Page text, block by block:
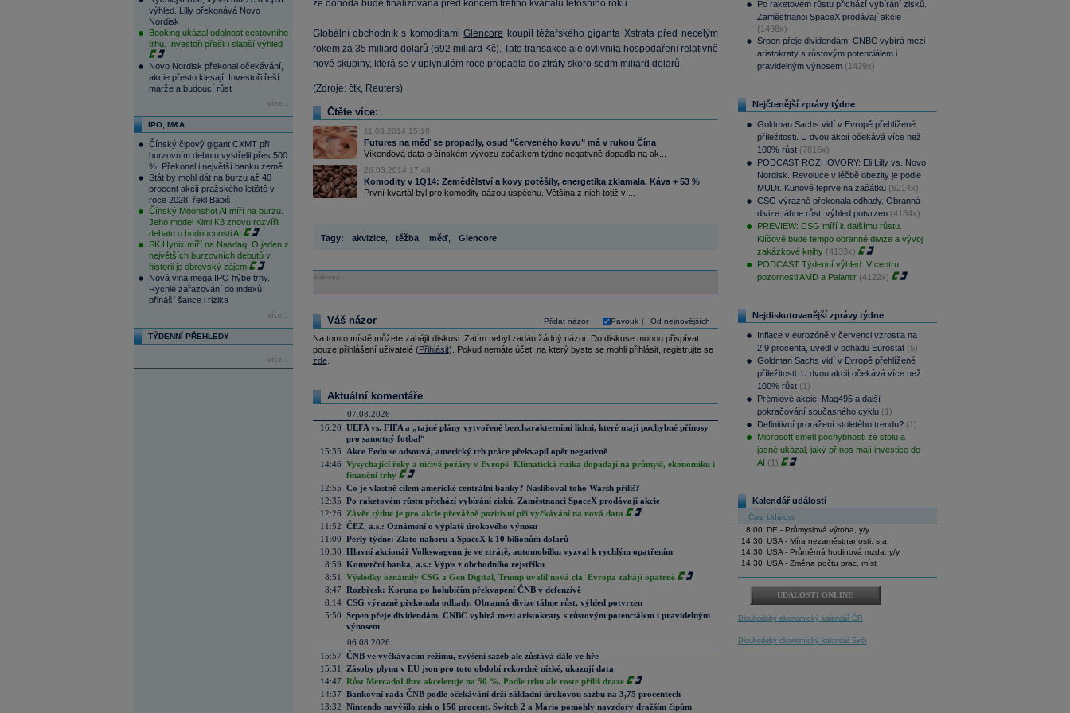
výhled. Lilly překonává Novo
Nordisk
Booking ukázal odolnost cestovního
trhu. Investoři přešli i slabší výhled
Novo Nordisk překonal očekávání,
akcie přesto klesají. Investoři řeší
marže a budoucí růst
více...
IPO, M&A
Čínský čipový gigant CXMT při
burzovním debutu vystřelil přes 500
%. Překonal i největší banku země
Stát by mohl dát na burzu až 40
procent akcií pražského letiště v
roce 2028, řekl Babiš
Čínský Moonshot AI míří na burzu.
Jeho model Kimi K3 znovu rozvířil
debatu o budoucnosti AI
SK Hynix míří na Nasdaq. O jeden z
největších burzovních debutů v
historii je obrovský zájem
Nová vlna mega IPO hýbe trhy.
Rychlé zařazování do indexů
přináší šance i rizika
více...
TÝDENNÍ PŘEHLEDY
více...
že dohoda bude finalizována před koncem třetího kvartálu letošního roku.
Globální obchodník s komoditamiGlencore koupil těžařského giganta Xstrata před necelým
rokem za 35 miliard dolarů (692 miliard Kč). Tato transakce ale ovlivnila hospodaření relativně
nové skupiny, která se v uplynulém roce propadla do ztráty skoro sedm miliard dolarů.
(Zdroje: čtk, Reuters)
Čtěte více:
11.03.2014 15:10
Futures na měď se propadly, osud "červeného kovu" má v rukou Čína
Víkendová data o čínském vývozu začátkem týdne negativně dopadla na ak...
26.03.2014 17:48
Komodity v 1Q14: Zemědělství a kovy potěšily, energetika zklamala. Káva + 53 %
První kvartál byl pro komodity oázou úspěchu. Většina z nich totiž v ...
Tagy: akvizice, těžba, měď, Glencore
Reklama
Přidat názor Pavouk Od nejnovějších
Váš názor
Na tomto místě můžete zahájit diskusi. Zatím nebyl zadán žádný názor. Do diskuse mohou přispívat
pouze přihlášení uživatelé (Přihlásit). Pokud nemáte účet, na který byste se mohli přihlásit, registrujte se
zde.
Aktuální komentáře
07.08.2026
16:20 UEFA vs. FIFA a „tajné plány vytvořené bezcharakterními lidmi, které mají pochybné přínosy
pro samotný fotbal“
15:35
Akce Fedu se odsouvá, americký trh práce překvapil opět negativně
14:46 Vysychající řeky a ničivé požáry v Evropě. Klimatická rizika dopadají na průmysl, ekonomiku i
finanční trhy
12:55 Co je vlastně cílem americké centrální banky? Nasliboval toho Warsh příliš?
12:35 Po raketovém růstu přichází vybírání zisků. Zaměstnanci SpaceX prodávají akcie
12:26
Závěr týdne je pro akcie převážně pozitivní při vyčkávání na nová data
11:52 ČEZ, a.s.: Oznámení o výplatě úrokového výnosu
11:00 Perly týdne: Zlato nahoru a SpaceX k 10 bilionům dolarů
10:30 Hlavní akcionář Volkswagenu je ve ztrátě, automobilku vyzval k rychlým opatřením
8:59 Komerční banka, a.s.: Výpis z obchodního rejstříku
8:51
Výsledky oznámily CSG a Gen Digital, Trump uvalil nová cla. Evropa zahájí opatrně
8:47 Rozbřesk: Koruna po holubičím překvapení ČNB v defenzivě
8:14 CSG výrazně překonala odhady. Obranná divize táhne růst, výhled potvrzen
5:50 Srpen přeje dividendám. CNBC vybírá mezi aristokraty s růstovým potenciálem i pravidelným
výnosem
06.08.2026
15:57 ČNB ve vyčkávacím režimu, zvýšení sazeb ale zůstává dále ve hře
15:31
Zásoby plynu v EU jsou pro toto období rekordně nízké, ukazují data
14:47 Růst MercadoLibre akceleruje na 50 %. Podle trhu ale roste příliš draze
14:37 Bankovní rada ČNB podle očekávání drží základní úrokovou sazbu na 3,75 procentech
13:32 Nintendo navýšilo zisk o 150 procent. Switch 2 a Mario pomohly navzdory dražším čipům
Po raketovém růstu přichází vybírání zisků.
Zaměstnanci SpaceX prodávají akcie
(1498x)
Srpen přeje dividendám. CNBC vybírá mezi
aristokraty s růstovým potenciálem i
pravidelným výnosem (1429x)
Nejčtenější zprávy týdne
Goldman Sachs vidí v Evropě přehlížené
příležitosti. U dvou akcií očekává více než
100% růst (7816x)
PODCAST ROZHOVORY: Eli Lilly vs. Novo
Nordisk. Revoluce v léčbě obezity je podle
MUDr. Kunové teprve na začátku (6214x)
CSG výrazně překonala odhady. Obranná
divize táhne růst, výhled potvrzen (4184x)
PREVIEW: CSG míří k dalšímu růstu.
Klíčové bude tempo obranné divize a vývoj
zakázkové knihy (4133x)
PODCAST Týdenní výhled: V centru
pozornosti AMD a Palantir (4122x)
Nejdiskutovanější zprávy týdne
Inflace v eurozóně v červenci vzrostla na
2,9 procenta, uvedl v odhadu Eurostat (5)
Goldman Sachs vidí v Evropě přehlížené
příležitosti. U dvou akcií očekává více než
100% růst (1)
Prémiové akcie, Mag495 a další
pokračování současného cyklu (1)
Definitivní proražení stoletého trendu? (1)
Microsoft smetl pochybnosti ze stolu a
jasně ukázal, jaký přínos mají investice do
AI (1)
Kalendář událostí
Čas Událost
8:00
DE - Průmyslová výroba, y/y
14:30 USA - Míra nezaměstnanosti, s.a.
14:30 USA - Průměrná hodinová mzda, y/y
14:30 USA - Změna počtu prac. míst
UDÁLOSTI ONLINE
Dlouhodobý ekonomický kalendář ČR
Dlouhodobý ekonomický kalendář Svět